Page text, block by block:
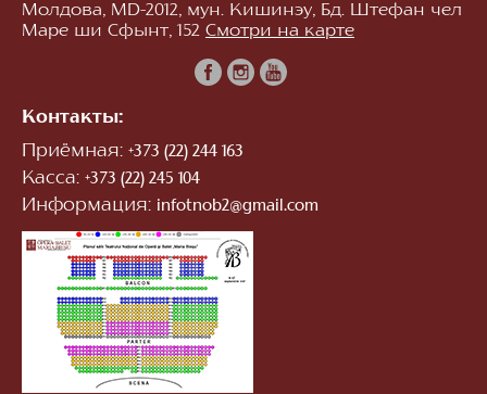
Молдова, MD-2012, мун. Кишинэу, Бд. Штефан чел
Маре ши Сфынт, 152 Смотри на карте
Контакты:
Приёмная: +373 (22) 244 163
Касса: +373 (22) 245 104
Информация: infotnob2@gmail.com